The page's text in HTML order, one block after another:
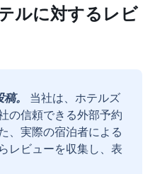
ルに対するレビ
。
当社は、ホテルズ
の信頼できる外部予約
、実際の宿泊者による
レビューを収集し、表